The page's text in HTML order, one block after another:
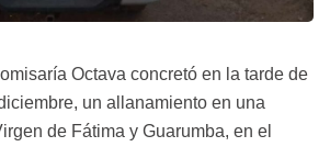
Octava concretó en la tarde de
un allanamiento en una
de Fátima y Guarumba, en el